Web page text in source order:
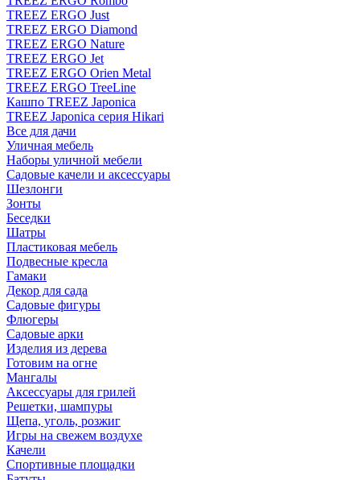
TREEZ ERGO Just
TREEZ ERGO Diamond
TREEZ ERGO Nature
TREEZ ERGO Jet
TREEZ ERGO Orien Metal
TREEZ ERGO TreeLine
Кашпо TREEZ Japonica
TREEZ Japonica серия Hikari
Все для дачи
Уличная мебель
Наборы уличной мебели
Садовые качели и аксессуары
Шезлонги
Зонты
Беседки
Шатры
Пластиковая мебель
Подвесные кресла
Гамаки
Декор для сада
Садовые фигуры
Флюгеры
Садовые арки
Изделия из дерева
Готовим на огне
Мангалы
Аксессуары для грилей
Решетки, шампуры
Щепа, уголь, розжиг
Игры на свежем воздухе
Качели
Спортивные площадки